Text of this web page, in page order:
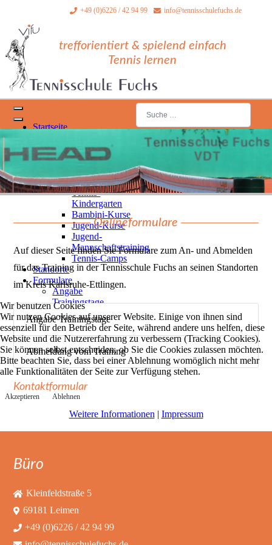
+49 (0)6226 / 42 94 99 info@tennisschulefuchs.de
trefforientiert & spielend einfach
Tennis lernen
Startseite
Trainingsangebot
Kurse für
Kinder/Jugendliche
Schnupperkurse
Tennis-
Kindergarten
Bambini-Kurse
Jugend-Kurse
Jugend-
Mannschaftstraining
Tennis-Camps
Standorte
Formulare
Angabe
Trainingstage
Abmeldung Training
Suchen
Type 2 or more characters for
Onlineformulare
Auf dieser Seite finden Sie Formulare zum An- und Abmelden
für das Training in der Tennisschule Fuchs an seinen Standorten
im Kreis Karlsruhe-Ettlingen.
Angabe Trainingstage
Abmeldung vom Training
Kontaktformular
Büro
Kleinfeldstraße 5
69181 Leimen
+49 (0)6226 / 42 94 99
Wir benutzen Cookies
Wir nutzen Cookies auf unserer Website. Einige von ihnen sind
essenziell für den Betrieb der Seite, während andere uns helfen, diese
Website und die Nutzererfahrung zu verbessern (Tracking Cookies).
Sie können selbst entscheiden, ob Sie die Cookies zulassen möchten.
Bitte beachten Sie, dass bei einer Ablehnung womöglich nicht mehr
alle Funktionalitäten der Seite zur Verfügung stehen.
Akzeptieren Ablehnen
Weitere Informationen | Impressum